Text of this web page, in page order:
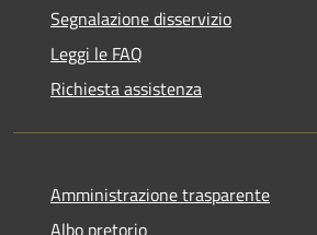
Segnalazione disservizio
Leggi le FAQ
Richiesta assistenza
Amministrazione trasparente
Albo pretorio